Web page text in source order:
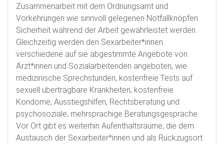
Zusammenarbeit mit dem Ordnungsamt und
Vorkehrungen wie sinnvoll gelegenen Notfallknöpfen
Sicherheit während der Arbeit gewährleistet werden.
Gleichzeitig werden den Sexarbeiter*innen
verschiedene auf sie abgestimmte Angebote von
Ärzt*innen und Sozialarbeitenden angeboten, wie
medizinische Sprechstunden, kostenfreie Tests auf
sexuell übertragbare Krankheiten, kostenfreie
Kondome, Ausstiegshilfen, Rechtsberatung und
psychosoziale, mehrsprachige Beratungsgespräche.
Vor Ort gibt es weiterhin Aufenthaltsräume, die dem
Austausch der Sexarbeiter*innen und als Rückzugsort